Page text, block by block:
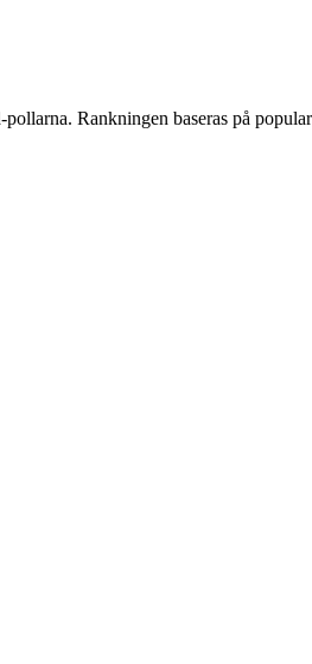
pollarna. Rankningen baseras på